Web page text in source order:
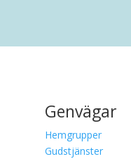
Genvägar
Hemgrupper
Gudstjänster